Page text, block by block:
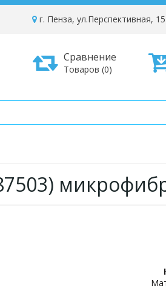
г. Пенза, ул.Перспективная, 15
Сравнение
Товаров (0)